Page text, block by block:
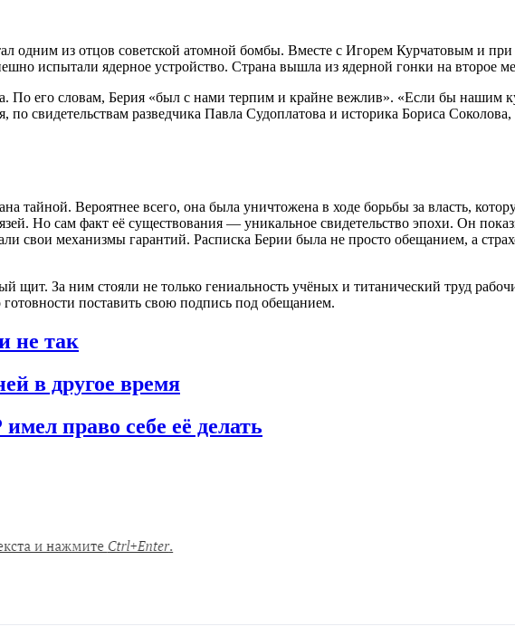
одним из отцов советской атомной бомбы. Вместе с Игорем Курчатовым и
испытали ядерное устройство. Страна вышла из ядерной гонки на
По его словам, Берия «был с нами терпим и крайне вежлив». «Если бы нашим
по свидетельствам разведчика Павла Судоплатова и историка Бориса
тайной. Вероятнее всего, она была уничтожена в ходе борьбы за власть,
Но сам факт её существования — уникальное свидетельство эпохи. Он
свои механизмы гарантий. Расписка Берии была не просто обещанием, а
щит. За ним стояли не только гениальность учёных и титанический труд
готовности поставить свою подпись под обещанием.
не так
в другое время
право себе её делать